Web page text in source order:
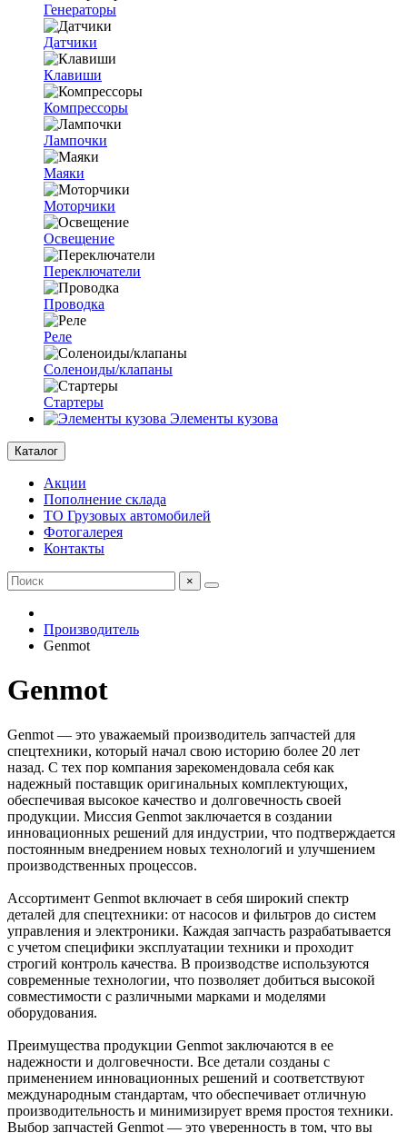
Генераторы
Датчики
Клавиши
Компрессоры
Лампочки
Маяки
Моторчики
Освещение
Переключатели
Проводка
Реле
Соленоиды/клапаны
Стартеры
Элементы кузова
Каталог
Акции
Пополнение склада
ТО Грузовых автомобилей
Фотогалерея
Контакты
×
Производитель
Genmot
Genmot
Genmot — это уважаемый производитель запчастей для
спецтехники, который начал свою историю более 20 лет
назад. С тех пор компания зарекомендовала себя как
надежный поставщик оригинальных комплектующих,
обеспечивая высокое качество и долговечность своей
продукции. Миссия Genmot заключается в создании
инновационных решений для индустрии, что подтверждается
постоянным внедрением новых технологий и улучшением
производственных процессов.
Ассортимент Genmot включает в себя широкий спектр
деталей для спецтехники: от насосов и фильтров до систем
управления и электроники. Каждая запчасть разрабатывается
с учетом специфики эксплуатации техники и проходит
строгий контроль качества. В производстве используются
современные технологии, что позволяет добиться высокой
совместимости с различными марками и моделями
оборудования.
Преимущества продукции Genmot заключаются в ее
надежности и долговечности. Все детали созданы с
применением инновационных решений и соответствуют
международным стандартам, что обеспечивает отличную
производительность и минимизирует время простоя техники.
Выбор запчастей Genmot — это уверенность в том, что вы